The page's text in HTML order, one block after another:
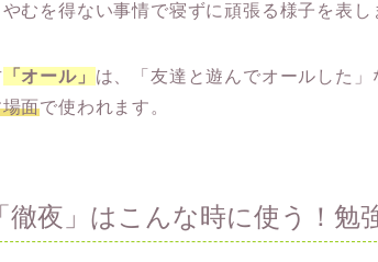
やむを得ない事情で寝ずに頑張る様子を表し
「オール」 は、「友達と遊んでオールした」
面で使われます。
「徹夜」はこんな時に使う！勉